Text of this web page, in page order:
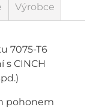
Výrobce
7075-T6
CINCH
pohonem